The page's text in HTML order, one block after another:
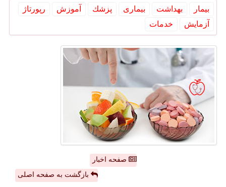
بیمار بهداشت بیماری پزشك آموزش
رپورتاژ
آزمایش
خدمات
صفحه اخبار
بازگشت به صفحه اصلی